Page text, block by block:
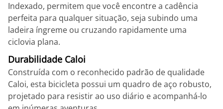
Indexado, permitem que você encontre a cadência
perfeita para qualquer situação, seja subindo uma
ladeira íngreme ou cruzando rapidamente uma
ciclovia plana.
Durabilidade Caloi
Construída com o reconhecido padrão de qualidade
Caloi, esta bicicleta possui um quadro de aço robusto,
projetado para resistir ao uso diário e acompanhá-lo